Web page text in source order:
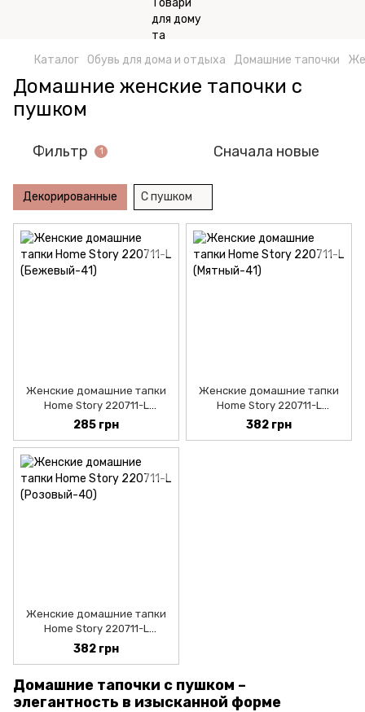
Каталог Обувь для дома и отдыха Домашние тапочки
Домашние женские тапочки с
пушком
Фильтр 1 Сначала новые
Декорированные С пушком
Женские домашние тапки
Home Story 220711-L
(Бежевый-37)
285 грн
Женские домашние тапки
Home Story 220711-L
(Мятный-37)
382 грн
Женские домашние тапки
Home Story 220711-L
(Розовый-38)
382 грн
Домашние тапочки с пушком –
элегантность в изысканной форме